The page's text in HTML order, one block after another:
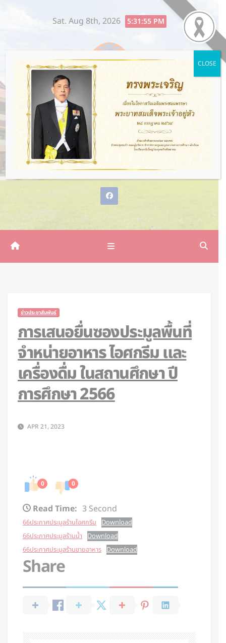
Sat. Aug 8th, 2026 5:31:56 PM
โรงเรียนกรับใหญ่ว่องกุศลกิจ
พิทยาคม
พ่อแม่ให้ชีวิต ว่องกุศลกิจให้อนาคต
ข่าวประชาสัมพันธ์
การเสนอยื่นซองประมูลพื้นที่
จำหน่ายอาหาร ไอศกรีม และ
เครื่องดื่ม ในสถานศึกษา ปี
การศึกษา 2566
APR 21, 2023
0 0
Read Time: 3 Second
66ประกาศประมูลร้านไอศกรีม Download
66ประกาศประมูลร้านน้ำ Download
66ประกาศประมูลร้านขายอาหาร Download
Share
CLOSE